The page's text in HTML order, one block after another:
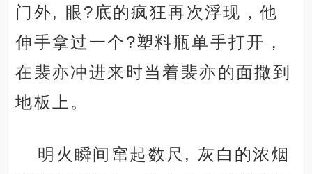
门外, 眼?底的疯狂再次浮现，他
伸手拿过一个?塑料瓶单手打开，
在裴亦冲进来时当着裴亦的面撒到
地板上。
明火瞬间窜起数尺, 灰白的浓烟